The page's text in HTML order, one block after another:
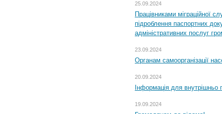
25.09.2024
Працівниками міграційної
підроблення паспортних
адміністративних послуг
23.09.2024
Органам самоорганізації
20.09.2024
Інформація для внутрішньо
19.09.2024